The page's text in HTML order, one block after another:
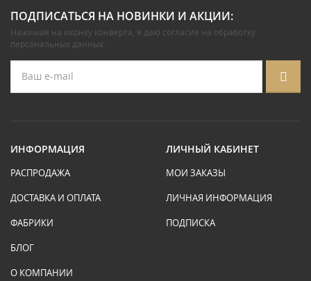
ПОДПИСАТЬСЯ НА НОВИНКИ И АКЦИИ:
Нажимая на иконку конверта, я даю согласие на обработку
персональных данных.
ИНФОРМАЦИЯ
РАСПРОДАЖА
ДОСТАВКА И ОПЛАТА
ФАБРИКИ
БЛОГ
О КОМПАНИИ
ЛИЧНЫЙ КАБИНЕТ
МОИ ЗАКАЗЫ
ЛИЧНАЯ ИНФОРМАЦИЯ
ПОДПИСКА